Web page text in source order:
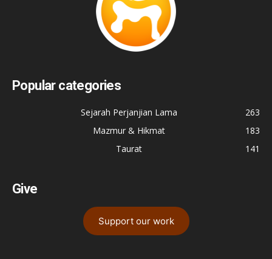
Popular categories
Sejarah Perjanjian Lama
263
Mazmur & Hikmat
183
Taurat
141
Give
Support our work